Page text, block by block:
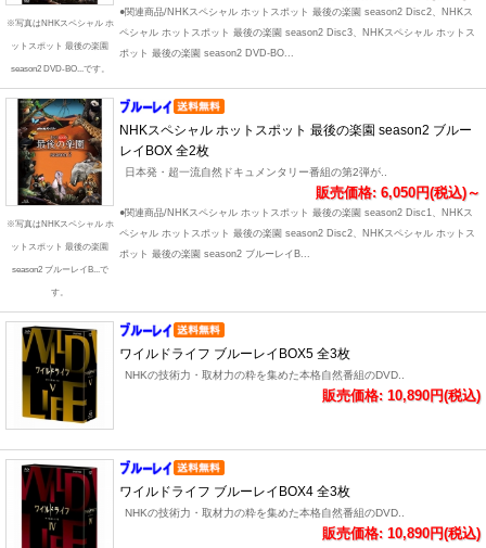
※写真はNHKスペシャル ホ
ットスポット 最後の楽園
season2 DVD-BO...です。
●関連商品/NHKスペシャル ホットスポット 最後の楽園 season2 Disc2、NHKス
ペシャル ホットスポット 最後の楽園 season2 Disc3、NHKスペシャル ホットス
ポット 最後の楽園 season2 DVD-BO...
※写真はNHKスペシャル ホ
ットスポット 最後の楽園
season2 ブルーレイB...で
す。
NHKスペシャル ホットスポット 最後の楽園 season2 ブルー
レイBOX 全2枚
日本発・超一流自然ドキュメンタリー番組の第2弾が..
販売価格: 6,050円(税込)～
●関連商品/NHKスペシャル ホットスポット 最後の楽園 season2 Disc1、NHKス
ペシャル ホットスポット 最後の楽園 season2 Disc2、NHKスペシャル ホットス
ポット 最後の楽園 season2 ブルーレイB...
ワイルドライフ ブルーレイBOX5 全3枚
NHKの技術力・取材力の粋を集めた本格自然番組のDVD..
販売価格: 10,890円(税込)
ワイルドライフ ブルーレイBOX4 全3枚
NHKの技術力・取材力の粋を集めた本格自然番組のDVD..
販売価格: 10,890円(税込)